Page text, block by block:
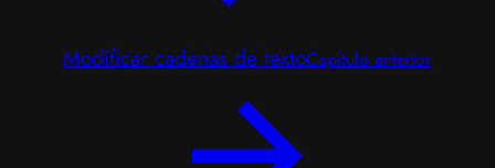
Modificar cadenas de textoCapítulo anterior